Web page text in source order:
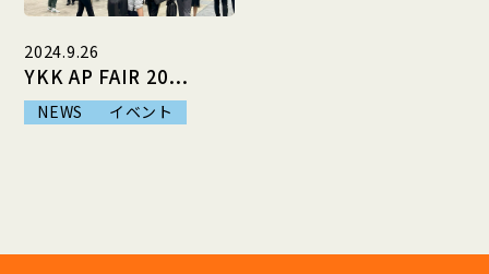
2024.9.26
YKK AP FAIR 20...
NEWS イベント